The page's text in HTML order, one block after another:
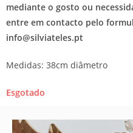
mediante o gosto ou
entre em contacto pelo
info@silviateles.pt
Medidas: 38cm diâmetro
Esgotado